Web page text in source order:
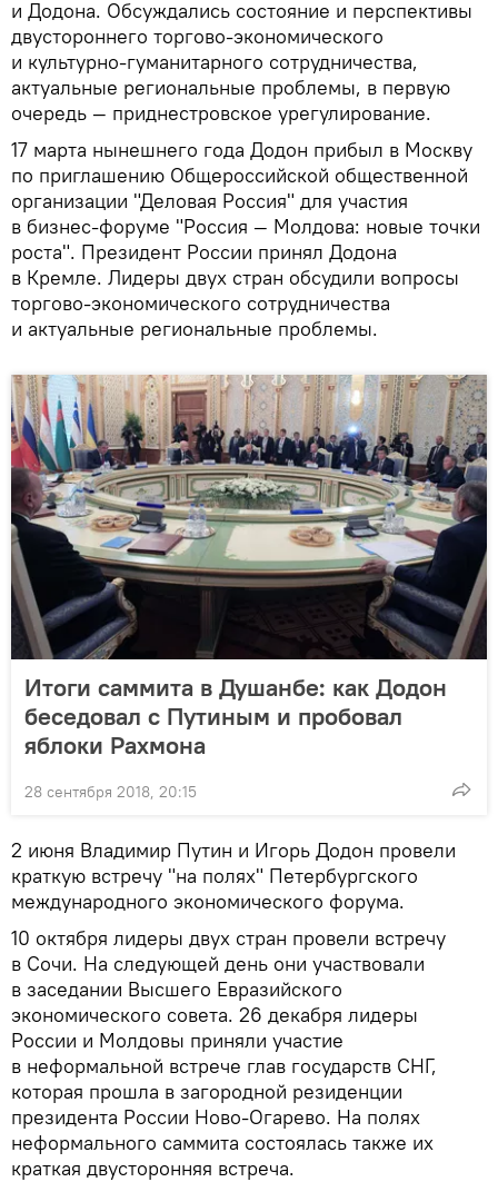
и Додона. Обсуждались состояние и перспективы
двустороннего торгово-экономического
и культурно-гуманитарного сотрудничества,
актуальные региональные проблемы, в первую
очередь — приднестровское урегулирование.
17 марта нынешнего года Додон прибыл в Москву
по приглашению Общероссийской общественной
организации "Деловая Россия" для участия
в бизнес-форуме "Россия — Молдова: новые точки
роста". Президент России принял Додона
в Кремле. Лидеры двух стран обсудили вопросы
торгово-экономического сотрудничества
и актуальные региональные проблемы.
Итоги саммита в Душанбе: как Додон
беседовал с Путиным и пробовал
яблоки Рахмона
28 сентября 2018, 20:15
2 июня Владимир Путин и Игорь Додон провели
краткую встречу "на полях" Петербургского
международного экономического форума.
10 октября лидеры двух стран провели встречу
в Сочи. На следующей день они участвовали
в заседании Высшего Евразийского
экономического совета. 26 декабря лидеры
России и Молдовы приняли участие
в неформальной встрече глав государств СНГ,
которая прошла в загородной резиденции
президента России Ново-Огарево. На полях
неформального саммита состоялась также их
краткая двусторонняя встреча.